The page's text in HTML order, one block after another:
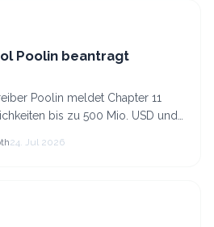
Poolin beantragt
Poolin meldet Chapter 11
bis zu 500 Mio. USD und
Texas-Standorte für.
24. Jul 2026